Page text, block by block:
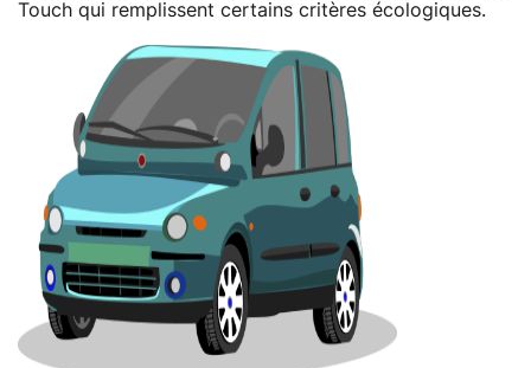
Touch qui remplissent certains critères écologiques.